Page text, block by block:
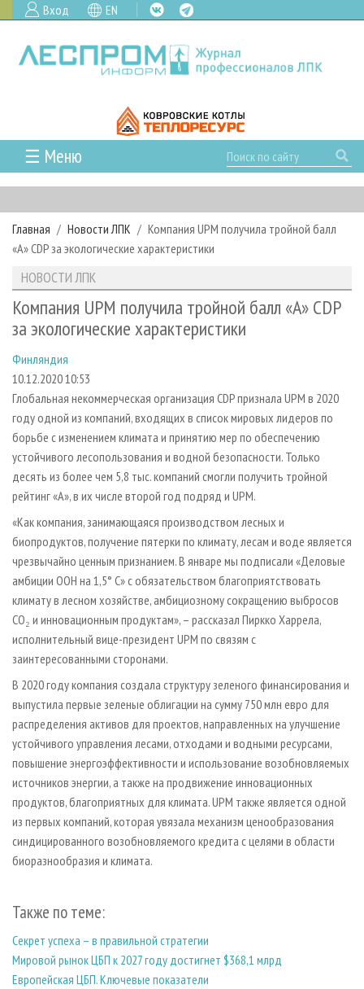
Вход EN
☰ Меню
ГЛАВНАЯ
РУБРИКИ И ТЕМЫ
РУБРИКИ ЖУРНАЛА
ЛЕСОЗАГОТОВКА
ЛЕСОПИЛЕНИЕ
СУШКА ДРЕВЕСИНЫ
ПРОИЗВОДСТВО ДРЕВЕСНЫХ ПЛИТ
ДЕРЕВЯННОЕ ДОМОСТРОЕНИЕ
ПРОИЗВОДСТВО МЕБЕЛИ
БИОЭНЕРГЕТИКА
ИНСТРУМЕНТ И МАТЕРИАЛЫ
НОВОСТИ
НОВОСТИ ЛПК
НОВОСТИ ЖУРНАЛА
ПРОЕКТЫ ЛПИ
АНАЛИТИКА
ПРЕДПРИЯТИЯ ЛПК
ПЕРСОНЫ
МОБИЛЬНЫЕ ВЫСТАВКИ
ОФИЦИАЛЬНЫЕ ДЕЛЕГАЦИИ
ПРИОРИТЕТНЫЕ ИНВЕСТПРОЕКТЫ
RUSSIAN FORESTRY REVIEW
БИБЛИОТЕКА СПЕЦИАЛИСТА
АРХИВ ЖУРНАЛОВ
О ЖУРНАЛЕ
КОНТАКТЫ
РЕКЛАМОДАТЕЛЯМ
РЕКЛАМА
РЕКЛАМА НА САЙТЕ
Главная Новости ЛПК
Компания UPM получила тройной балл
«А» CDP за экологические характеристики
НОВОСТИ ЛПК
Компания UPM получила тройной балл «А» CDP
за экологические характеристики
Финляндия
10.12.2020 10:53
Глобальная некоммерческая организация CDP признала UPM в 2020
году одной из компаний, входящих в список мировых лидеров по
борьбе с изменением климата и принятию мер по обеспечению
устойчивого лесопользования и водной безопасности. Только
десять из более чем 5,8 тыс. компаний смогли получить тройной
рейтинг «A», в их числе второй год подряд и UPM.
«Как компания, занимающаяся производством лесных и
биопродуктов, получение пятерки по климату, лесам и воде является
чрезвычайно ценным признанием. В январе мы подписали «Деловые
амбиции ООН на 1,5° C» с обязательством благоприятствовать
климату в лесном хозяйстве, амбициозному сокращению выбросов
CO₂ и инновационным продуктам», – рассказал Пиркко Харрела,
исполнительный вице-президент UPM по связям с
заинтересованными сторонами.
В 2020 году компания создала структуру зеленого финансирования и
выпустила первые зеленые облигации на сумму 750 млн евро для
распределения активов для проектов, направленных на улучшение
устойчивого управления лесами, отходами и водными ресурсами,
повышение энергоэффективности и использование возобновляемых
источников энергии, а также на продвижение инновационных
продуктов, благоприятных для климата. UPM также является одной
из первых компаний, которая увязала механизм ценообразования
синдицированного возобновляемого кредита с целями в области
биоразнообразия и климата.
Также по теме:
Секрет успеха – в правильной стратегии
Мировой рынок ЦБП к 2027 году достигнет $368,1 млрд
Европейская ЦБП. Ключевые показатели